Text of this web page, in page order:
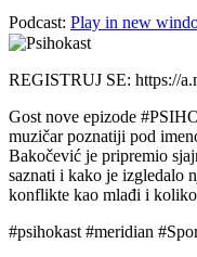
Podcast: Play in new
REGISTRUJ SE: https://
Gost nove epizode
muzičar poznatiji pod
Bakočević je pripremio
saznati i kako je izgledalo
konflikte kao mlađi i koliko
#psihokast #meridian